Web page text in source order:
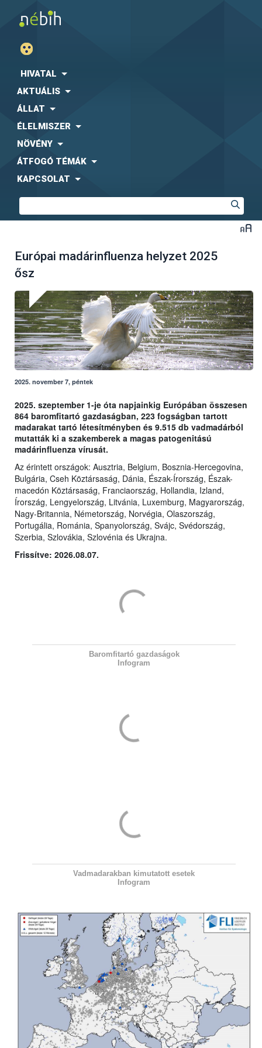
HIVATAL
AKTUÁLIS
ÁLLAT
ÉLELMISZER
NÖVÉNY
ÁTFOGÓ TÉMÁK
KAPCSOLAT
Európai madárinfluenza helyzet 2025
ősz
2025. november 7, péntek
2025. szeptember 1-je óta napjainkig Európában összesen
864 baromfitartó gazdaságban, 223 fogságban tartott
madarakat tartó létesítményben és 9.515 db vadmadárból
mutatták ki a szakemberek a magas patogenitású
madárinfluenza vírusát.
Az érintett országok: Ausztria, Belgium, Bosznia-Hercegovina,
Bulgária, Cseh Köztársaság, Dánia, Észak-Írország, Észak-
macedón Köztársaság, Franciaország, Hollandia, Izland,
Írország, Lengyelország, Litvánia, Luxemburg, Magyarország,
Nagy-Britannia, Németország, Norvégia, Olaszország,
Portugália, Románia, Spanyolország, Svájc, Svédország,
Szerbia, Szlovákia, Szlovénia és Ukrajna.
Frissítve: 2026.08.07.
Baromfitartó gazdaságok
Infogram
Vadmadarakban kimutatott esetek
Infogram